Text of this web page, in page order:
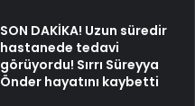
SON DAKİKA! Uzun süredir
hastanede tedavi
görüyordu! Sırrı Süreyya
Önder hayatını kaybetti